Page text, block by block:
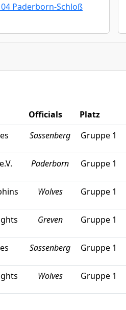
Paderborn-Schloß
Officials Platz
Sassenberg Gruppe 1
Paderborn Gruppe 1
Wolves Gruppe 1
Greven Gruppe 1
Sassenberg Gruppe 1
Wolves Gruppe 1